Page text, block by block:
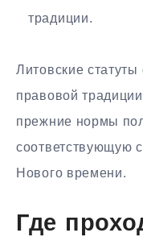
традиции.
Литовские
правовой
прежние нормы
соответствующую
Нового времени.
Где